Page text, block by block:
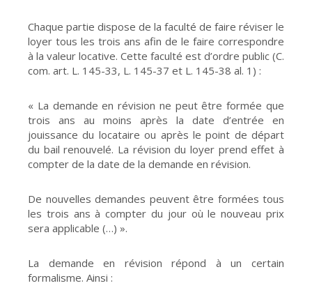
Chaque partie dispose de la faculté de faire réviser le
loyer tous les trois ans afin de le faire correspondre
à la valeur locative. Cette faculté est d’ordre public (C.
com. art. L. 145-33, L. 145-37 et L. 145-38 al. 1) :
« La demande en révision ne peut être formée que
trois ans au moins après la date d’entrée en
jouissance du locataire ou après le point de départ
du bail renouvelé. La révision du loyer prend effet à
compter de la date de la demande en révision.
De nouvelles demandes peuvent être formées tous
les trois ans à compter du jour où le nouveau prix
sera applicable (…) ».
La demande en révision répond à un certain
formalisme. Ainsi :